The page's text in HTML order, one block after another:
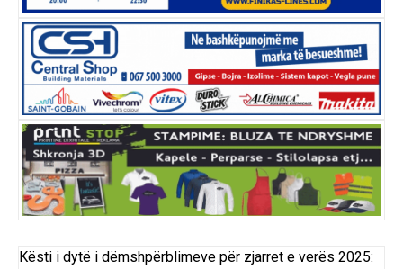
Kësti i dytë i dëmshpërblimeve për zjarret e verës 2025: